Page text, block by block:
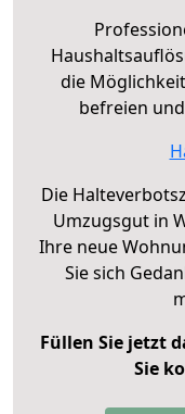
die
befreien
Die
Umzugsgut in
Ihre neue
Sie sich
Füllen Sie jetzt
Sie